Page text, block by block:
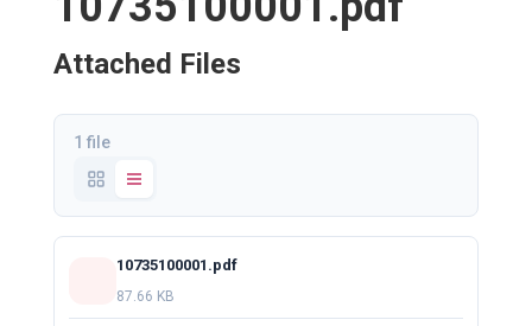
Attached Files
1 file
10735100001.pdf
87.66 KB